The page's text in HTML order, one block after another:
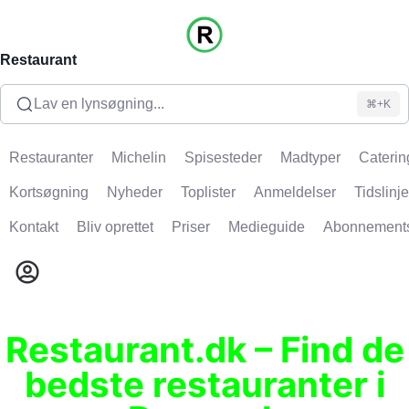
Restaurant
Lav en lynsøgning... ⌘+K
Restauranter Michelin Spisesteder Madtyper
Kortsøgning Nyheder Toplister Anmeldelser Tidslinje
Kontakt Bliv oprettet Priser Medieguide
Restaurant.dk – Find de
bedste restauranter i